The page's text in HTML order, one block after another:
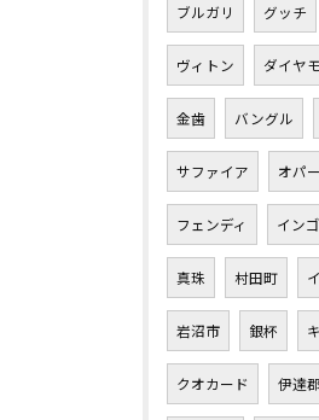
ブルガリ グッチ
ヴィトン ダイヤ
金歯 バングル
サファイア オパ
フェンディ イン
真珠 村田町
岩沼市 銀杯
クオカード 伊達郡